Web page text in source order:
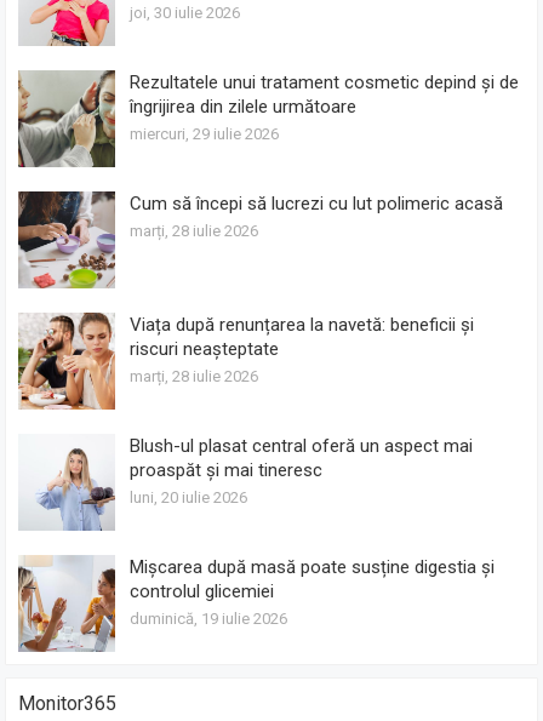
joi, 30 iulie 2026
Rezultatele unui tratament cosmetic depind și de
îngrijirea din zilele următoare
miercuri, 29 iulie 2026
Cum să începi să lucrezi cu lut polimeric acasă
marți, 28 iulie 2026
Viața după renunțarea la navetă: beneficii și
riscuri neașteptate
marți, 28 iulie 2026
Blush-ul plasat central oferă un aspect mai
proaspăt și mai tineresc
luni, 20 iulie 2026
Mișcarea după masă poate susține digestia și
controlul glicemiei
duminică, 19 iulie 2026
Monitor365